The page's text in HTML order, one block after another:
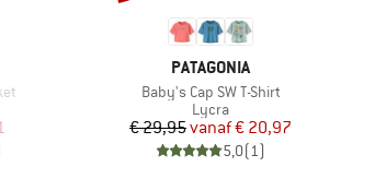
prijs
MERK
PATAGONIA
Artikel
Baby's Cap SW T-Shirt
Productgroep
Lycra
Prijs
€ 29,95 Verlaagde prijs
vanaf€ 20,97
5,0(1)